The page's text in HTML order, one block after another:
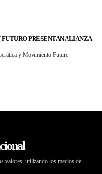
FUTURO PRESENTAN ALIANZA
y Movimiento Futuro
valores, utilizando los medios de